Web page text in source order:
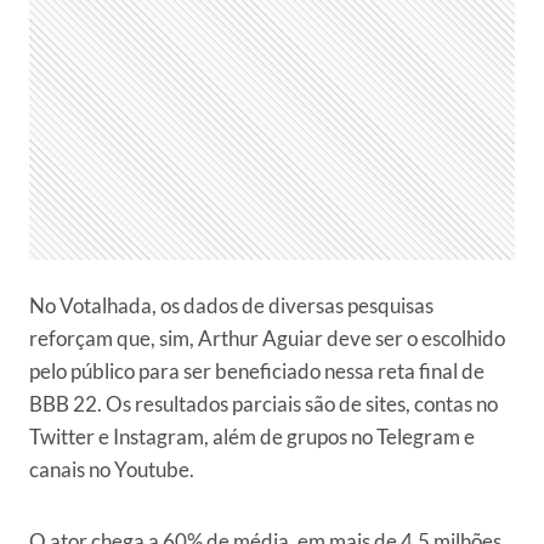
No Votalhada, os dados de diversas pesquisas
reforçam que, sim, Arthur Aguiar deve ser o escolhido
pelo público para ser beneficiado nessa reta final de
BBB 22. Os resultados parciais são de sites, contas no
Twitter e Instagram, além de grupos no Telegram e
canais no Youtube.